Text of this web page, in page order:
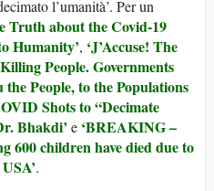
l’umanità’. Per un
Truth about the Covid-19
Humanity’, ‘J’Accuse! The
People. Governments
People, to the Populations
Shots to “Decimate
Bhakdi’ e ‘BREAKING –
600 children have died due to
.